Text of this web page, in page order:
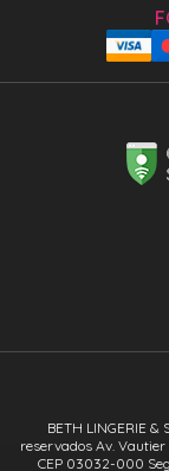
BETH LINGERIE &
reservados Av. Vautier
CEP 03032-000